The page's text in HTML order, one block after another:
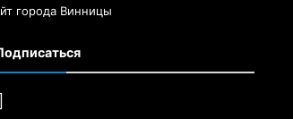
города Винницы